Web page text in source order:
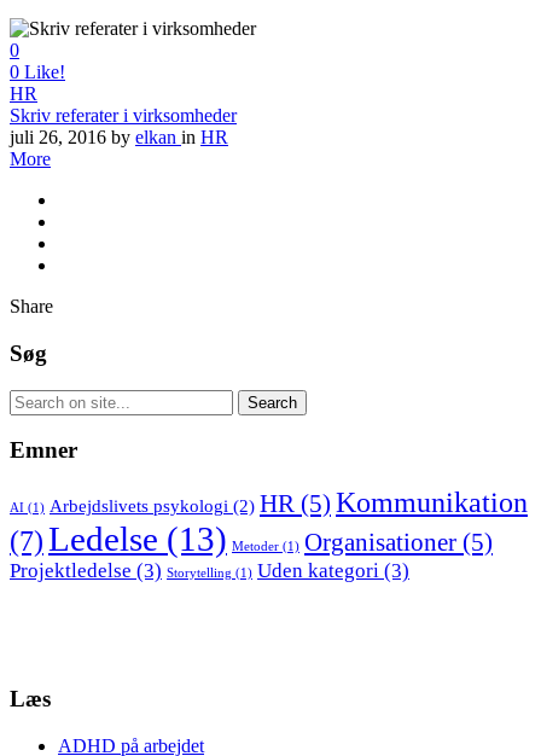
0
0 Like!
HR
Skriv referater i virksomheder
juli 26, 2016 by elkan in HR
More
Share
Søg
Emner
AI (1) Arbejdslivets psykologi (2) HR (5) Kommunikation
(7)Ledelse (13) Metoder (1) Organisationer (5)
Projektledelse (3) Storytelling (1) Uden kategori (3)
Læs
ADHD på arbejdet